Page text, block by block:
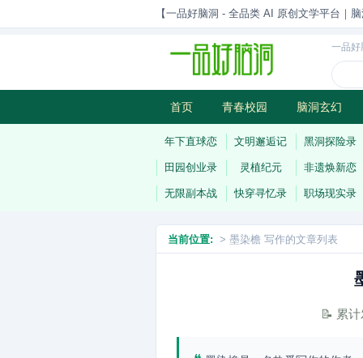
【一品好脑洞 - 全品类 AI 原创文学平台｜
一品好
首页 青春校园 脑洞玄幻
历史权谋 武侠江湖 灵异志怪
年下直球恋 文明邂逅记 黑洞探险录
田园创业录 灵植纪元 非遗焕新恋
无限副本战 快穿寻忆录 职场现实录
当前位置: > 墨染檐 写作的文章列表
📝 累